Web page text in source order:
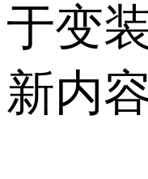
于变
新内容